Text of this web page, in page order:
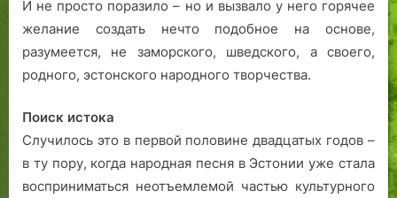
И не просто поразило – но и вызвало у него горячее
желание создать нечто подобное на основе,
разумеется, не заморского, шведского, а своего,
родного, эстонского народного творчества.
Поиск истока
Случилось это в первой половине двадцатых годов –
в ту пору, когда народная песня в Эстонии уже стала
восприниматься неотъемлемой частью культурного